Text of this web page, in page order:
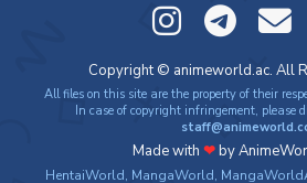
Copyright © animeworld.ac. All
All files on this site are the property of their
In case of copyright infringement, please
Made with ❤by
HentaiWorld, MangaWorld,